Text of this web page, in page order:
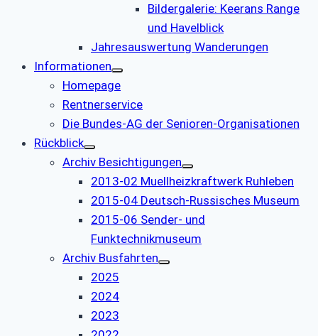
Bildergalerie: Keerans Range
und Havelblick
Jahresauswertung Wanderungen
Informationen
Homepage
Rentnerservice
Die Bundes-AG der Senioren-Organisationen
Rückblick
Archiv Besichtigungen
2013-02 Muellheizkraftwerk Ruhleben
2015-04 Deutsch-Russisches Museum
2015-06 Sender- und
Funktechnikmuseum
Archiv Busfahrten
2025
2024
2023